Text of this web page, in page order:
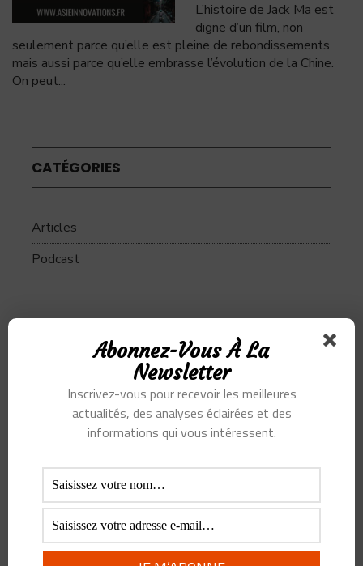
L’histoire de Jack Ma est
digne d’un film, non
seulement parce qu’elle est pleine de rebondissements
mais aussi parce qu’elle embrasse l’évolution de la Chine.
On peut...
CATÉGORIES
Articles
Podcast
Alibaba Alihealth Alipay ant
Ant Group
Assurance Banque BATX
Blockchain
Douyin
Ecosystème
Gestion de Patrimoine
Google Inde
Influenceur
Abonnez-Vous À La
Newsletter
Inscrivez-vous pour recevoir les meilleures
actualités, des analyses éclairées et des
informations qui vous intéressent.